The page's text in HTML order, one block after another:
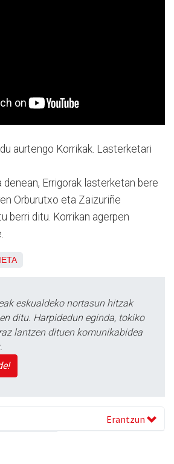
aurtengo Korrikak. Lasterketari
Errigorak lasterketan bere
Orburutxo eta Zaizuriñe
berri ditu. Korrikan agerpen
eskualdeko nortasun hitzak
ditu. Harpidedun eginda, tokiko
lantzen dituen komunikabidea
Erantzun